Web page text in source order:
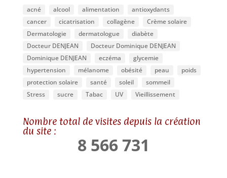
acné alcool alimentation
antioxydants
cancer
cicatrisation collagène
Crème solaire
Dermatologie
dermatologue
diabète
Docteur DENJEAN
Docteur Dominique DENJEAN
Dominique DENJEAN
eczéma
glycemie
hypertension
mélanome obésité peau
poids
protection solaire
santé soleil
sommeil
Stress
sucre Tabac UV Vieillissement
Nombre total de visites depuis la création
du site :
8 566 731